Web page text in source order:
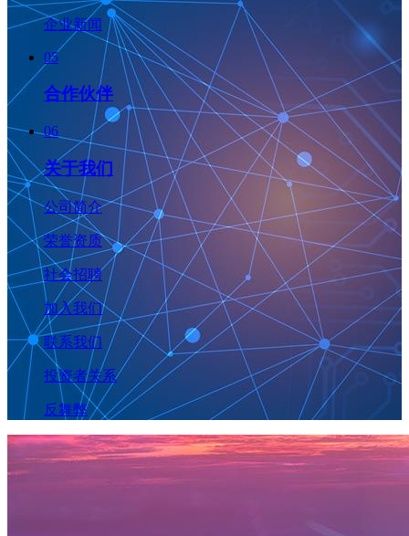
企业新闻
05
合作伙伴
06
关于我们
公司简介
荣誉资质
社会招聘
加入我们
联系我们
投资者关系
反舞弊